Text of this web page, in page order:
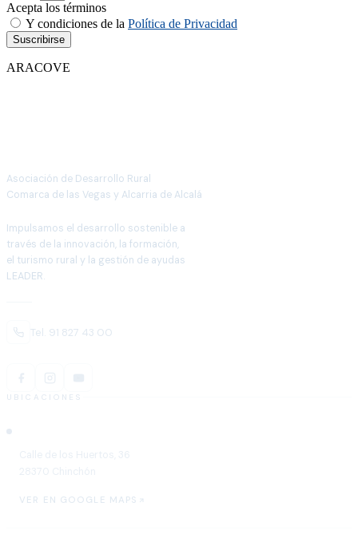
Acepta los términos
Y condiciones de la Política de Privacidad
Suscribirse
ARACOVE
Asociación de Desarrollo Rural
Comarca de las Vegas y Alcarria de Alcalá
Impulsamos el desarrollo sostenible a
través de la innovación, la formación,
el turismo rural y la gestión de ayudas
LEADER.
Tel. 91 827 43 00
UBICACIONES
VER EN GOOGLE MAPS